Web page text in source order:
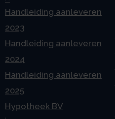
Handleiding aanleveren
2023
Handleiding aanleveren
2024
Handleiding aanleveren
2025
Hypotheek BV